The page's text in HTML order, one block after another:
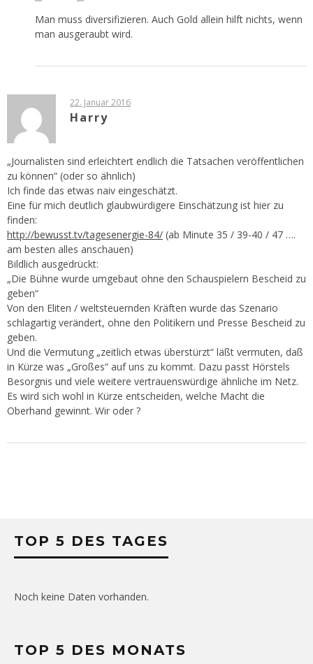
Man muss diversifizieren. Auch Gold allein hilft nichts, wenn
man ausgeraubt wird.
22. Januar 2016
Harry
„Journalisten sind erleichtert endlich die Tatsachen veröffentlichen
zu können“ (oder so ähnlich)
Ich finde das etwas naiv eingeschätzt.
Eine für mich deutlich glaubwürdigere Einschätzung ist hier zu
finden:
http://bewusst.tv/tagesenergie-84/ (ab Minute 35 / 39-40 / 47 ….
am besten alles anschauen)
Bildlich ausgedrückt:
„Die Bühne wurde umgebaut ohne den Schauspielern Bescheid zu
geben“
Von den Eliten / weltsteuernden Kräften wurde das Szenario
schlagartig verändert, ohne den Politikern und Presse Bescheid zu
geben.
Und die Vermutung „zeitlich etwas überstürzt“ läßt vermuten, daß
in Kürze was „Großes“ auf uns zu kommt. Dazu passt Hörstels
Besorgnis und viele weitere vertrauenswürdige ähnliche im Netz.
Es wird sich wohl in Kürze entscheiden, welche Macht die
Oberhand gewinnt. Wir oder ?
TOP 5 DES TAGES
Noch keine Daten vorhanden.
TOP 5 DES MONATS